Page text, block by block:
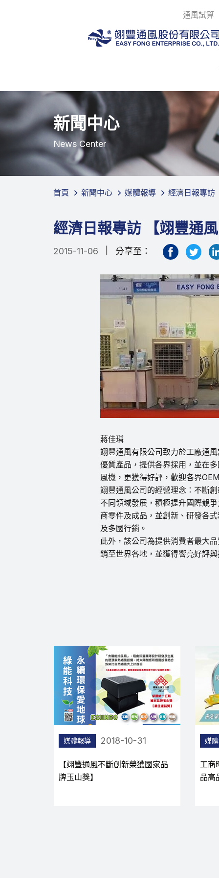
通風試算
新聞中心
News Center
首頁 新聞中心 媒體報導 經濟日報專訪
經濟日報專訪 【翊豐通
2015-11-06 分享至：
蔣佳璘
翊豐通風有限公司致力於工廠通
優質產品，提供各界採用，並在
風機，更獲得好評，歡迎各界
翊豐通風公司的經營理念：不斷
不同領域發展，積極提升國際競
商零件及成品，並創新、研發各
及多國行銷。
此外，該公司為提供消費者最大
銷至世界各地，並獲得響亮好評
媒體報導 2017-11-16
工商時報專訪 【翊豐通風 堅持產
品高品質政策】
媒
工商
驗豐